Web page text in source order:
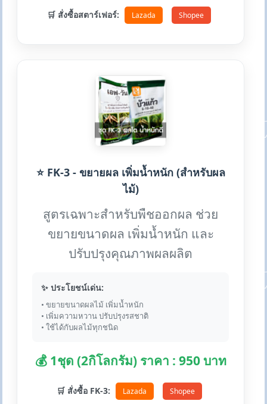
🛒 สั่งซื้อสตาร์เฟอร์: Lazada Shopee
⭐ FK-3 - ขยายผล เพิ่มน้ำหนัก (สำหรับผล
ไม้)
สูตรเฉพาะสำหรับพืชออกผล ช่วย
ขยายขนาดผล เพิ่มน้ำหนัก และ
ปรับปรุงคุณภาพผลผลิต
✨ ประโยชน์เด่น:
• ขยายขนาดผลไม้ เพิ่มน้ำหนัก
• เพิ่มความหวาน ปรับปรุงรสชาติ
• ใช้ได้กับผลไม้ทุกชนิด
💰 1ชุด (2กิโลกรัม) ราคา : 950 บาท
🛒 สั่งซื้อ FK-3: Lazada Shopee